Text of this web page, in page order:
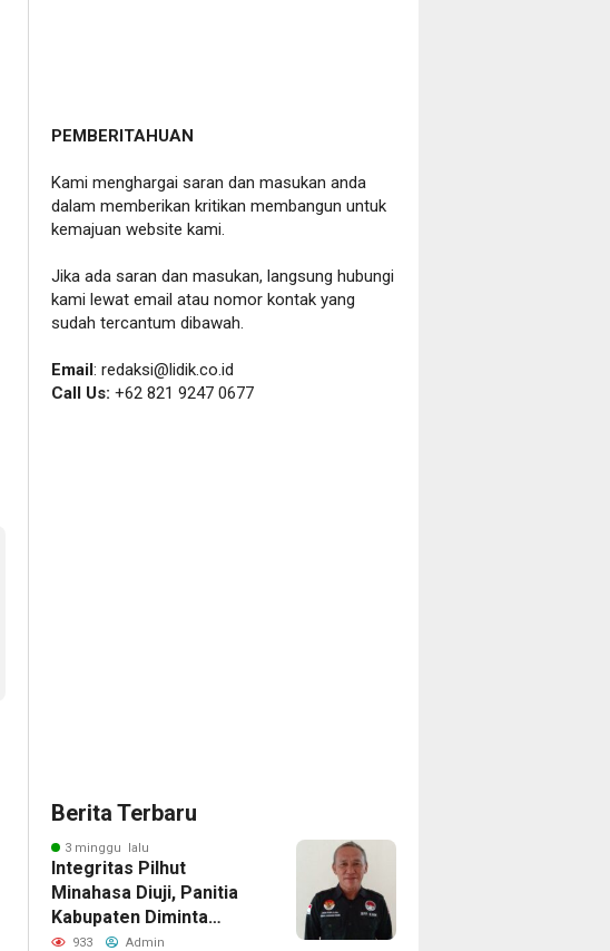
PEMBERITAHUAN
Kami menghargai saran dan masukan anda
dalam memberikan kritikan membangun untuk
kemajuan website kami.
Jika ada saran dan masukan, langsung hubungi
kami lewat email atau nomor kontak yang
sudah tercantum dibawah.
Email: redaksi@lidik.co.id
Call Us: +62 821 9247 0677
Berita Terbaru
3 minggu lalu
Integritas Pilhut
Minahasa Diuji, Panitia
Kabupaten Diminta
Tegakkan Aturan Tanpa
933 Admin